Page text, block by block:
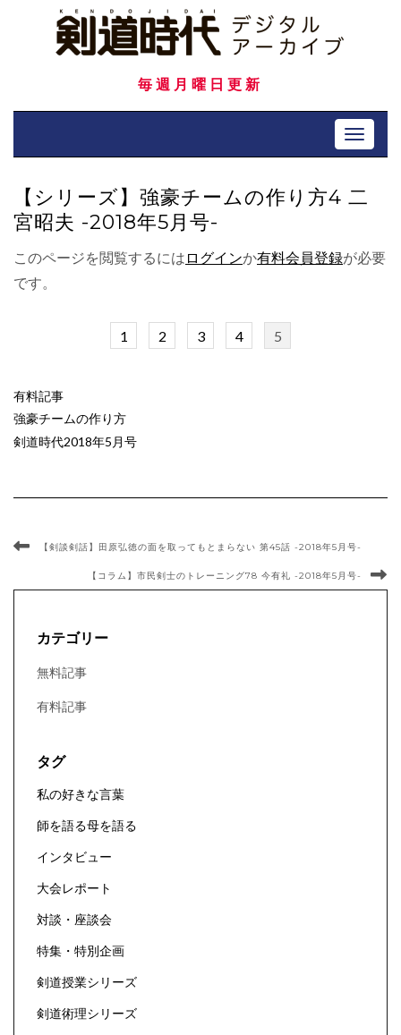
毎週月曜日更新
Toggle
【シリーズ】強豪チームの作り方4 二
宮昭夫 -2018年5月号-
このページを閲覧するには ログインか有料会員登録が必要
です。
1 2 3 4 5
有料記事
強豪チームの作り方
剣道時代2018年5月号
【剣談剣話】田原弘徳の面を取ってもとまらない 第45話 -2018年5月号-
【コラム】市民剣士のトレーニング78 今有礼 -2018年5月号-
カテゴリー
無料記事
有料記事
タグ
私の好きな言葉
師を語る母を語る
インタビュー
大会レポート
対談・座談会
特集・特別企画
剣道授業シリーズ
剣道術理シリーズ